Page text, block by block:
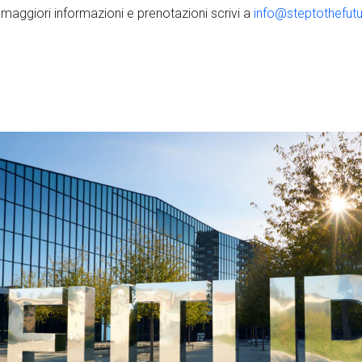
informazioni e prenotazioni scrivi a